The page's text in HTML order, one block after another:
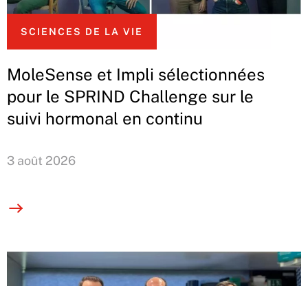
SCIENCES DE LA VIE
MoleSense et Impli sélectionnées
pour le SPRIND Challenge sur le
suivi hormonal en continu
3 août 2026